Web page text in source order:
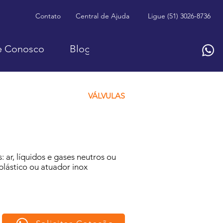
Contato Central de Ajuda Ligue (51) 3026-8736
Conosco Blog
VÁLVULAS
ar, líquidos e gases neutros ou
ou atuador inox